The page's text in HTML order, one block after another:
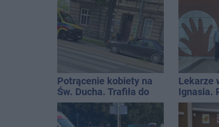
wieloletni dyrektor SP
14
Potrącenie kobiety na
Św. Ducha. Trafiła do
szpitala
Lekarze
Ignasia.